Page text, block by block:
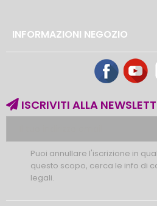
INFORMAZIONI NEGOZIO
ISCRIVITI ALLA
Puoi annullare l'iscrizione in
questo scopo, cerca le info di
legali.